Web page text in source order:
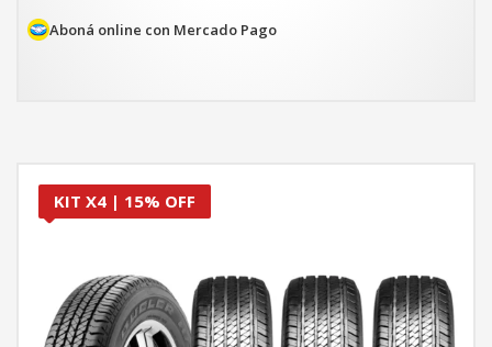
$793.264.$674.274.
Aboná online con Mercado Pago
KIT X4 | 15% OFF